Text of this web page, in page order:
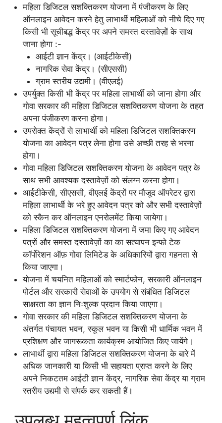
महिला डिजिटल सशक्तिकरण योजना में पंजीकरण के लिए
ऑनलाइन आवेदन करने हेतु लाभार्थी महिलाओं को नीचे दिए गए
किसी भी सूचीबद्ध केंद्र पर अपने समस्त दस्तावेज़ों के साथ
जाना होगा :-
आईटी ज्ञान केंद्र। (आईटीकेसी)
नागरिक सेवा केंद्र। (सीएससी)
ग्राम स्तरीय उद्यमी। (वीएलई)
उपर्युक्त किसी भी केंद्र पर महिला लाभार्थी को जाना होगा और
गोवा सरकार की महिला डिजिटल सशक्तिकरण योजना के तहत
अपना पंजीकरण करना होगा।
उपरोक्त केंद्रों से लाभार्थी को महिला डिजिटल सशक्तिकरण
योजना का आवेदन पत्र लेना होगा उसे अच्छी तरह से भरना
होगा।
गोवा महिला डिजिटल सशक्तिकरण योजना के आवेदन पत्र के
साथ सभी आवश्यक दस्तावेज़ों को संलग्न करना होगा।
आईटीकेसी, सीएससी, वीएलई केंद्रों पर मौजूद ऑपरेटर द्वारा
महिला लाभार्थी के भरे हुए आवेदन पत्र को और सभी दस्तावेज़ों
को स्कैन कर ऑनलाइन एनरोलमेंट किया जायेगा।
महिला डिजिटल सशक्तिकरण योजना में जमा किए गए आवेदन
पत्रों और समस्त दस्तावेज़ों का का सत्यापन इन्फो टेक
कॉर्पोरेशन ऑफ़ गोवा लिमिटेड के अधिकारियों द्वारा गहनता से
किया जाएगा।
योजना में चयनित महिलाओं को स्मार्टफोन, सरकारी ऑनलाइन
पोर्टल और सरकारी सेवाओं के उपयोग से संबंधित डिजिटल
साक्षरता का ज्ञान निःशुल्क प्रदान किया जाएगा।
गोवा सरकार की महिला डिजिटल सशक्तिकरण योजना के
अंतर्गत पंचायत भवन, स्कूल भवन या किसी भी धार्मिक भवन में
प्रशिक्षण और जागरूकता कार्यक्रम आयोजित किए जायेंगे।
लाभार्थी द्वारा महिला डिजिटल सशक्तिकरण योजना के बारे में
अधिक जानकारी या किसी भी सहायता प्राप्त करने के लिए
अपने निकटतम आईटी ज्ञान केंद्र, नागरिक सेवा केंद्र या ग्राम
स्तरीय उद्यमी से संपर्क कर सकती हैं।